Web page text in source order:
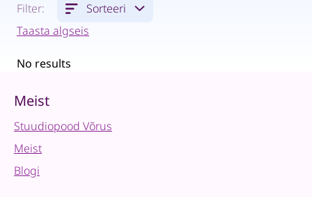
Filter:
Sorteeri
Taasta algseis
No results
Meist
Stuudiopood Võrus
Meist
Blogi